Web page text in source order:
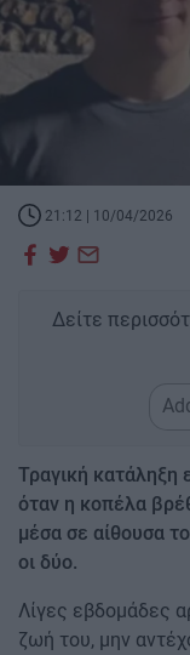
21:12 | 10/04/2026
Δείτε
Τραγική κατάληξη
όταν η κοπέλα
μέσα σε αίθουσα
οι δύο.
Λίγες εβδομάδες
ζωή του, μην